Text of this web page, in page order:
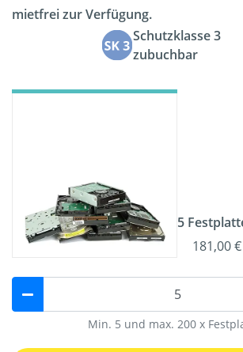
mietfrei zur Verfügung.
Schutzklasse 3
zubuchbar
5
181,00 €
Min. 5 und max. 200 x